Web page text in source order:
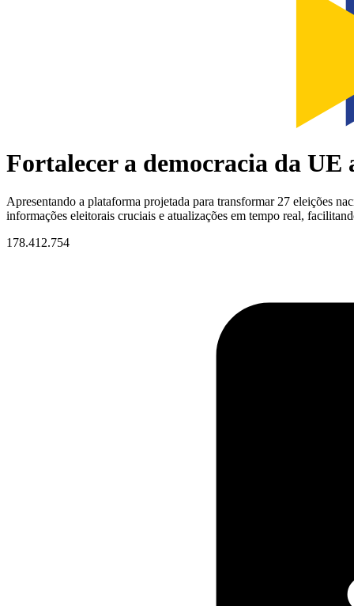
Fortalecer a democracia da UE
Apresentando a plataforma projetada para transformar 27 eleições
informações eleitorais cruciais e atualizações em tempo real,
178.412.754